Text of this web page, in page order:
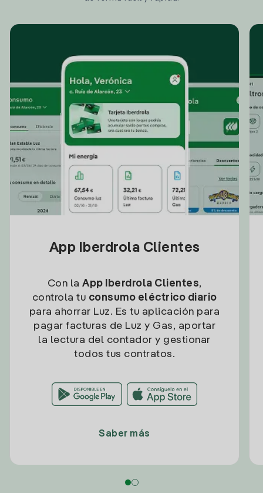
App Iberdrola Clientes
Con la App Iberdrola Clientes,
controla tu consumo eléctrico diario
para ahorrar Luz. Es tu aplicación para
pagar facturas de Luz y Gas, aportar
la lectura del contador y gestionar
todos tus contratos.
Saber más